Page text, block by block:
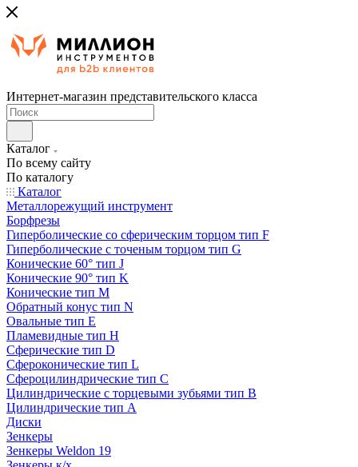
Интернет-магазин представительского класса
Каталог
По всему сайту
По каталогу
Каталог
Металлорежущий инструмент
Борфрезы
Гиперболические cо сферическим торцом тип F
Гиперболические с точеным торцом тип G
Конические 60° тип J
Конические 90° тип K
Конические тип M
Обратный конус тип N
Овальные тип E
Пламевидные тип H
Сферические тип D
Сфероконические тип L
Сфероцилиндрические тип C
Цилиндрические с торцевыми зубьями тип B
Цилиндрические тип А
Диски
Зенкеры
Зенкеры Weldon 19